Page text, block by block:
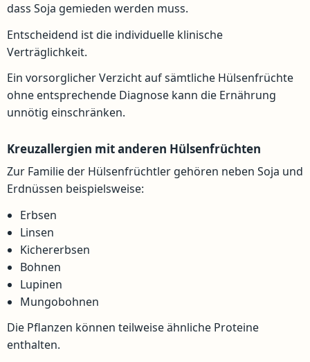
dass Soja gemieden werden muss.
Entscheidend ist die individuelle klinische
Verträglichkeit.
Ein vorsorglicher Verzicht auf sämtliche Hülsenfrüchte
ohne entsprechende Diagnose kann die Ernährung
unnötig einschränken.
Kreuzallergien mit anderen Hülsenfrüchten
Zur Familie der Hülsenfrüchtler gehören neben Soja und
Erdnüssen beispielsweise:
Erbsen
Linsen
Kichererbsen
Bohnen
Lupinen
Mungobohnen
Die Pflanzen können teilweise ähnliche Proteine
enthalten.